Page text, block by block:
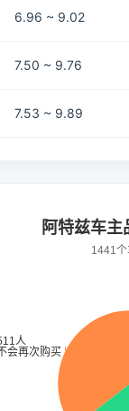
6.96 ~ 9.02
7.50 ~ 9.76
7.53 ~ 9.89